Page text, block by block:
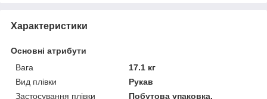
Характеристики
Основні атрибути
Вага
17.1 кг
Вид плівки
Рукав
Застосування плівки
Побутова упаковка,